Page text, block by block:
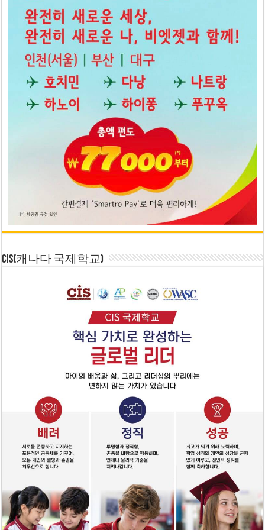
CIS(캐나다 국제학교)